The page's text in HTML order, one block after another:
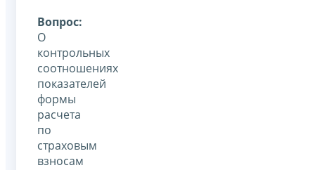
Вопрос:
О
контрольных
соотношениях
показателей
формы
расчета
по
страховым
взносам